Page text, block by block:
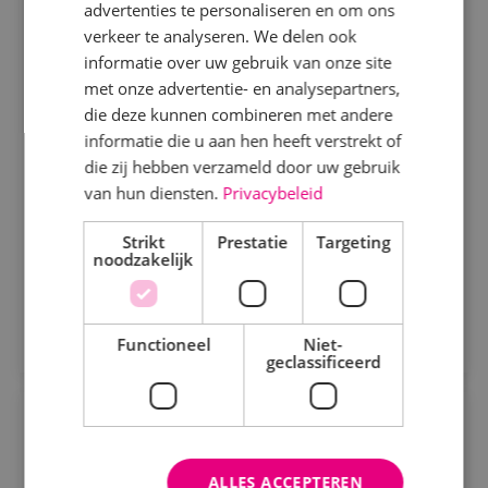
Specialisme
Beveiligingstechniek
Elektrotechniek
Energietechniek
Staf
Uren
Fulltime
Parttime
werktuigbouwkunde
Fulltime
Alphen a/d Rijn
Ben jij commercieel sterk én technisch onderlegd?
Word onze commercieel technisch adviseur en help
klanten met slimme en duurzame oplossingen!
Bekijk vacature
Direct solliciteren
Uitvoerder werktuigbouwkunde
Werktuigbouwkunde Fulltime MBO
advertenties te personaliseren en om ons
verkeer te analyseren. We delen ook
informatie over uw gebruik van onze site
met onze advertentie- en analysepartners,
die deze kunnen combineren met andere
informatie die u aan hen heeft verstrekt of
die zij hebben verzameld door uw gebruik
van hun diensten. Privacybeleid
Strikt
noodzakelijk
Prestatie Targeting
Functioneel
Niet-
geclassificeerd
ALLES ACCEPTEREN